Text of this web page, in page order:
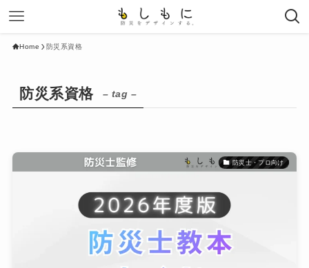
Home 防災系資格
防災系資格 – tag –
防災士・プロ向け